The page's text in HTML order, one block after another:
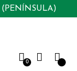
(PENÍNSULA)
0